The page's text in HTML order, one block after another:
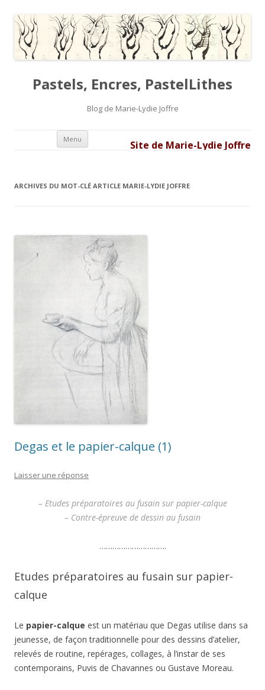
Pastels, Encres, PastelLithes
Blog de Marie-Lydie Joffre
Menu Aller au contenu principal
Site de Marie-Lydie Joffre
ARCHIVES DU MOT-CLÉ ARTICLE MARIE-LYDIE JOFFRE
Degas et le papier-calque (1)
Laisser une réponse
– Etudes préparatoires au fusain sur papier-calque
– Contre-épreuve de dessin au fusain
………………………….
Etudes préparatoires au fusain sur papier-
calque
Le papier-calque est un matériau que Degas utilise dans sa
jeunesse, de façon traditionnelle pour des dessins d’atelier,
relevés de routine, repérages, collages, à l’instar de ses
contemporains, Puvis de Chavannes ou Gustave Moreau.